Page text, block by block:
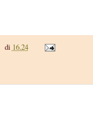
di 16.24